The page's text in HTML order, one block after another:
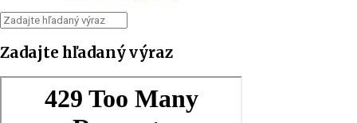
Zadajte hľadaný výraz